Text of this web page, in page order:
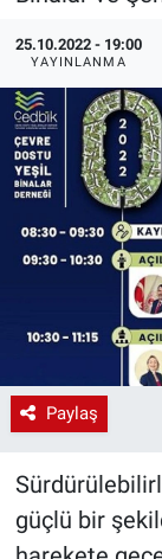
25.10.2022 - 19:00
YAYINLANMA
Paylaş
güçlü bir
Ağır